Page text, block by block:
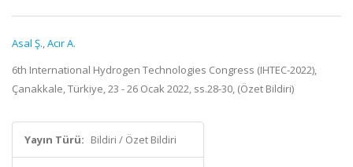
Asal Ş.,Acır A.
6th International Hydrogen Technologies Congress (IHTEC-2022),
Çanakkale, Türkiye, 23 - 26 Ocak 2022, ss.28-30, (Özet Bildiri)
Yayın Türü: Bildiri / Özet Bildiri